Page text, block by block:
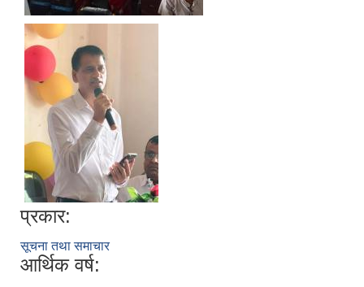
प्रकार:
सूचना तथा समाचार
आर्थिक वर्ष: